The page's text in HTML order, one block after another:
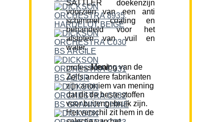
SATTLER doekenzijn
voorzien van een anti
schimmel coating en
behandeld voor het
afstoten van vuil en
water.
Mening van de professional:
Zelfs andere fabrikanten
zijn anoniem van mening
dat dit de beste stoffen
voor buitengebruik zijn.
Het verschil zit hem in de